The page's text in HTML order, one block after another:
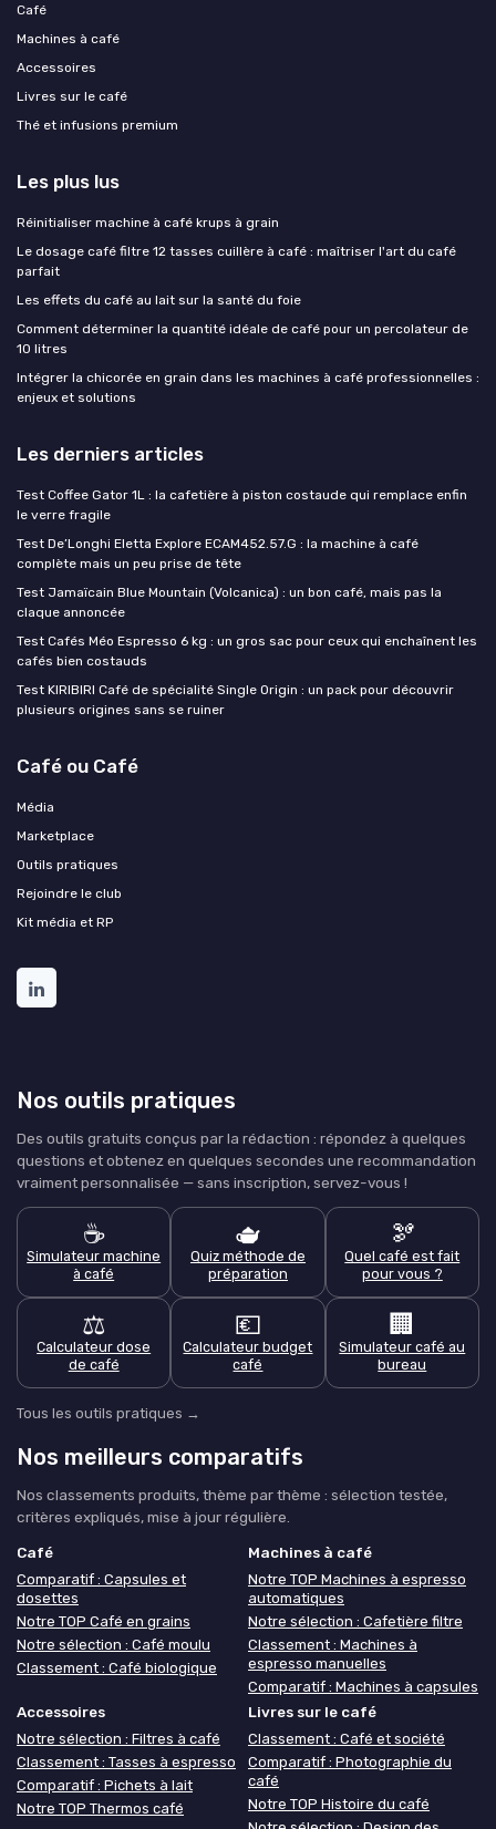
Café
Machines à café
Accessoires
Livres sur le café
Thé et infusions premium
Les plus lus
Réinitialiser machine à café krups à grain
Le dosage café filtre 12 tasses cuillère à café : maîtriser l'art du café
parfait
Les effets du café au lait sur la santé du foie
Comment déterminer la quantité idéale de café pour un percolateur de
10 litres
Intégrer la chicorée en grain dans les machines à café professionnelles :
enjeux et solutions
Les derniers articles
Test Coffee Gator 1L : la cafetière à piston costaude qui remplace enfin
le verre fragile
Test De’Longhi Eletta Explore ECAM452.57.G : la machine à café
complète mais un peu prise de tête
Test Jamaïcain Blue Mountain (Volcanica) : un bon café, mais pas la
claque annoncée
Test Cafés Méo Espresso 6 kg : un gros sac pour ceux qui enchaînent les
cafés bien costauds
Test KIRIBIRI Café de spécialité Single Origin : un pack pour découvrir
plusieurs origines sans se ruiner
Café ou Café
Média
Marketplace
Outils pratiques
Rejoindre le club
Kit média et RP
Nos outils pratiques
Des outils gratuits conçus par la rédaction : répondez à quelques
questions et obtenez en quelques secondes une recommandation
vraiment personnalisée — sans inscription, servez-vous !
☕
Simulateur machine
à café
🫖
Quiz méthode de
préparation
🫘
Quel café est fait
pour vous ?
⚖️
Calculateur dose
de café
💶
Calculateur budget
café
🏢
Simulateur café au
bureau
Tous les outils pratiques →
Nos meilleurs comparatifs
Nos classements produits, thème par thème : sélection testée,
critères expliqués, mise à jour régulière.
Café
Comparatif : Capsules et
dosettes
Notre TOP Café en grains
Notre sélection : Café moulu
Classement : Café biologique
Machines à café
Notre TOP Machines à espresso
automatiques
Notre sélection : Cafetière filtre
Classement : Machines à
espresso manuelles
Comparatif : Machines à capsules
Accessoires
Notre sélection : Filtres à café
Classement : Tasses à espresso
Comparatif : Pichets à lait
Notre TOP Thermos café
Livres sur le café
Classement : Café et société
Comparatif : Photographie du
café
Notre TOP Histoire du café